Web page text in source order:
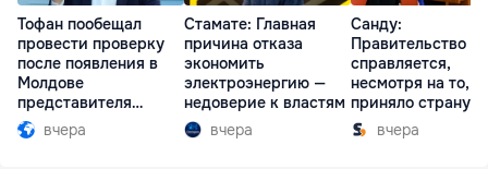
Тофан пообещал
провести проверку
после появления в
Молдове
представителя
Южной Осетии
вчера
Стамате: Главная
причина отказа
экономить
электроэнергию —
недоверие к властям
вчера
Санду:
Правительство
справляется,
несмотря на то,
приняло страну в
разгар кризиса
вчера